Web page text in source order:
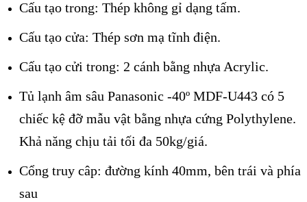
Cấu tạo trong: Thép không gỉ dạng tấm.
Cấu tạo cửa: Thép sơn mạ tĩnh điện.
Cấu tạo cửi trong: 2 cánh bằng nhựa Acrylic.
Tủ lạnh âm sâu Panasonic -40º MDF-U443 có 5
chiếc kệ đỡ mẫu vật bằng nhựa cứng Polythylene.
Khả năng chịu tải tối đa 50kg/giá.
Cổng truy câp: đường kính 40mm, bên trái và phía
sau